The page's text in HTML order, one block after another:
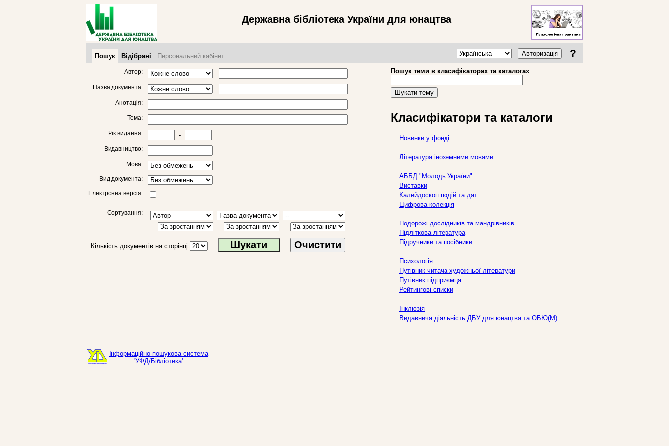
Державна бібліотека України для юнацтва
Пошук Відібрані Персональний кабінет Авторизація ?
Автор:
Назва документа:
Анотація:
Тема:
Рік видання: -
Видавництво:
Мова:
Вид документа:
Електронна версія:
Сортування:
Кількість документів на сторінці Очистити
Пошук теми в класифікаторах та каталогах
Шукати тему
Класифікатори та каталоги
Новинки у фонді
Література іноземними мовами
АББД "Молодь України"
Виставки
Калейдоскоп подій та дат
Цифрова колекція
Подорожі дослідників та мандрівників
Підліткова література
Підручники та посібники
Психологія
Путівник читача художньої літератури
Путівник підприємця
Рейтингові списки
Інклюзія
Видавнича діяльність ДБУ для юнацтва та ОБЮ(М)
Інформаційно-пошукова система
'УФД/Бібліотека'